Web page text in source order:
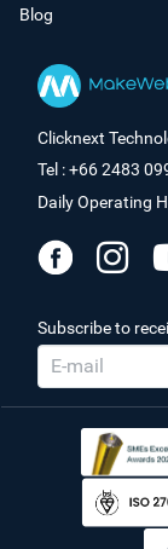
Blog
Clicknext
Tel : +66 2483
Daily Operating
Subscribe to